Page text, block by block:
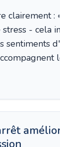
clairement :
- cela
sentiments